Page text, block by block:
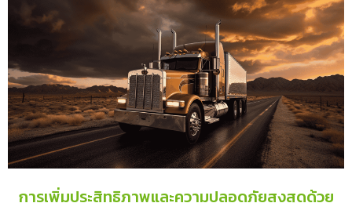
การเพิ่มประสิทธิภาพและความปลอดภัยสูงสุดด้วย